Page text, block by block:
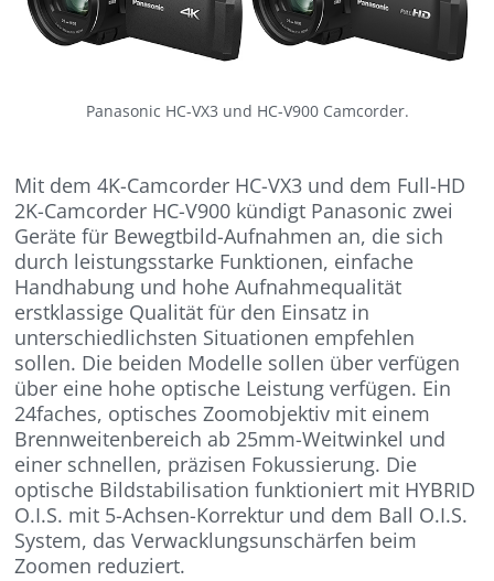
Panasonic HC-VX3 und HC-V900 Camcorder.
Mit dem 4K-Camcorder HC-VX3 und dem Full-HD
2K-Camcorder HC-V900 kündigt Panasonic zwei
Geräte für Bewegtbild-Aufnahmen an, die sich
durch leistungsstarke Funktionen, einfache
Handhabung und hohe Aufnahmequalität
erstklassige Qualität für den Einsatz in
unterschiedlichsten Situationen empfehlen
sollen. Die beiden Modelle sollen über verfügen
über eine hohe optische Leistung verfügen. Ein
24faches, optisches Zoomobjektiv mit einem
Brennweitenbereich ab 25mm-Weitwinkel und
einer schnellen, präzisen Fokussierung. Die
optische Bildstabilisation funktioniert mit HYBRID
O.I.S. mit 5-Achsen-Korrektur und dem Ball O.I.S.
System, das Verwacklungsunschärfen beim
Zoomen reduziert.